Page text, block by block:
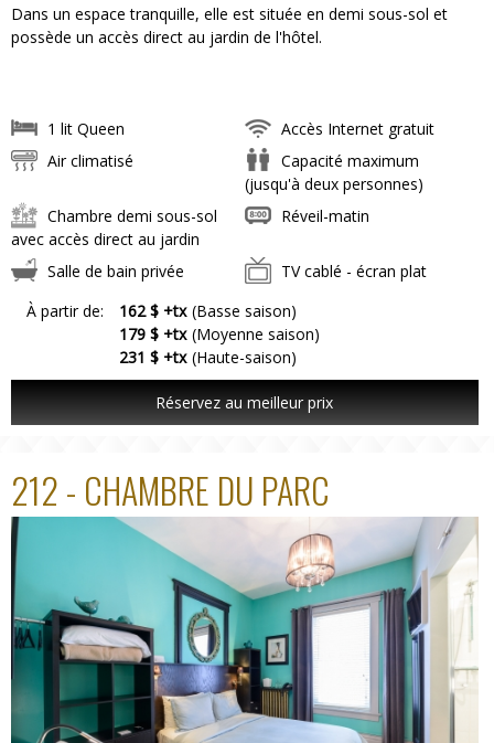
Dans un espace tranquille, elle est située en demi sous-sol et
possède un accès direct au jardin de l'hôtel.
1 lit Queen
Accès Internet gratuit
Air climatisé
Capacité maximum
(jusqu'à deux personnes)
Chambre demi sous-sol
avec accès direct au jardin
Réveil-matin
Salle de bain privée
TV cablé - écran plat
À partir de:
162 $ +tx (Basse saison)
179 $ +tx (Moyenne saison)
231 $ +tx (Haute-saison)
Réservez au meilleur prix
212 - CHAMBRE DU PARC